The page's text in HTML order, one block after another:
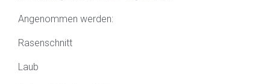
Angenommen werden:
Rasenschnitt
Laub